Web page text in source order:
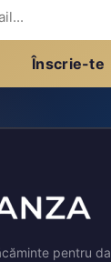
Înscrie-te
pentru